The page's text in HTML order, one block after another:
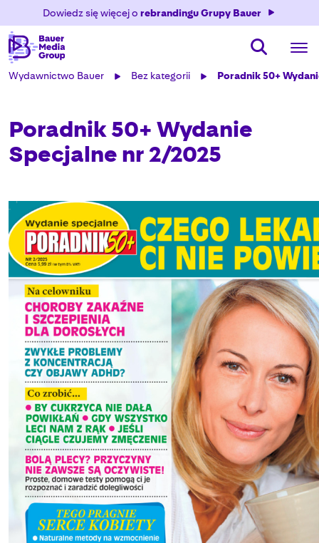
Dowiedz się więcej o rebrandingu Grupy Bauer
Wydawnictwo Bauer Bez kategorii Poradnik 50+
Poradnik 50+ Wydanie
Specjalne nr 2/2025